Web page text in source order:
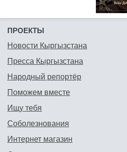
ПРОЕКТЫ
Новости Кыргызстана
Пресса Кыргызстана
Народный репортёр
Поможем вместе
Ищу тебя
Соболезнования
Интернет магазин